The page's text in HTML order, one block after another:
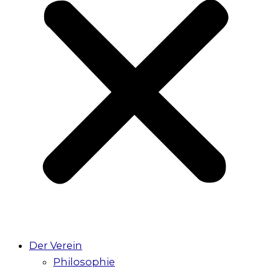
Der Verein
Philosophie